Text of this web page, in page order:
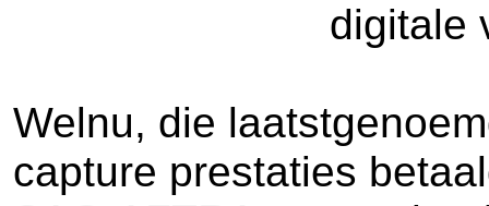
digitale
Welnu, die
capture prestaties